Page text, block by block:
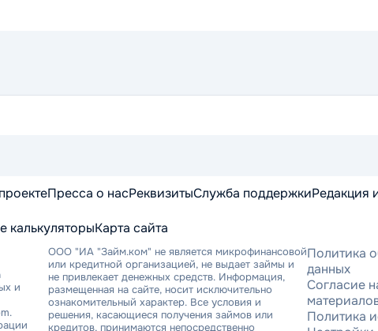
Пресса о насРеквизитыСлужба поддержкиРедакция
калькуляторыКарта сайта
и
ООО "ИА "Займ.ком" не является микрофинансовой
или кредитной организацией, не выдает займы и
не привлекает денежных средств. Информация,
размещенная на сайте, носит исключительно
ознакомительный характер. Все условия и
решения, касающиеся получения займов или
кредитов, принимаются непосредственно
Политика
данных
Согласие
Политика